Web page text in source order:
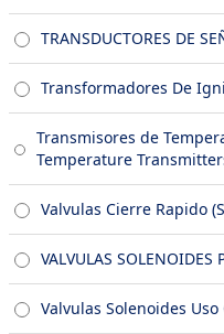
TRANSDUCTORES DE
Transformadores De
Transmisores de
Temperature
Valvulas Cierre Rapido
VALVULAS SOLENOIDES
Valvulas Solenoides Uso